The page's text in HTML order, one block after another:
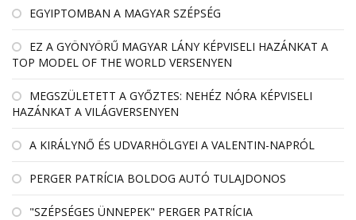
EGYIPTOMBAN A MAGYAR SZÉPSÉG
EZ A GYÖNYÖRŰ MAGYAR LÁNY KÉPVISELI HAZÁNKAT A
TOP MODEL OF THE WORLD VERSENYEN
MEGSZÜLETETT A GYŐZTES: NEHÉZ NÓRA KÉPVISELI
HAZÁNKAT A VILÁGVERSENYEN
A KIRÁLYNŐ ÉS UDVARHÖLGYEI A VALENTIN-NAPRÓL
PERGER PATRÍCIA BOLDOG AUTÓ TULAJDONOS
"SZÉPSÉGES ÜNNEPEK" PERGER PATRÍCIA